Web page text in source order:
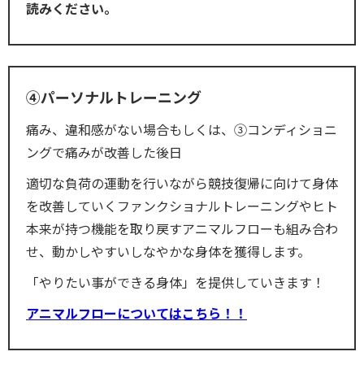
読みください。
④パーソナルトレーニング
痛み、違和感がない場合もしくは、③コンディショニ
ングで痛みが改善した後日
適切な負荷の運動を行いながら競技復帰に向けて身体
を改善していくファンクショナルトレーニングやヒト
本来が持つ機能を取り戻すアニマルフローも組み合わ
せ、動かしやすいしなやかな身体を獲得します。
「やりたい事ができる身体」を提供していきます！
アニマルフローについてはこちら！！